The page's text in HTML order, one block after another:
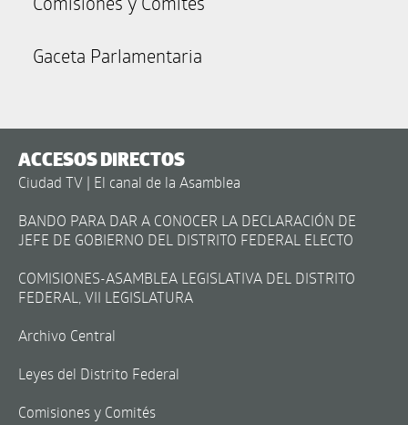
Gaceta Parlamentaria
ACCESOS DIRECTOS
Ciudad TV | El canal de la Asamblea
BANDO PARA DAR A CONOCER LA DECLARACIÓN DE
JEFE DE GOBIERNO DEL DISTRITO FEDERAL ELECTO
COMISIONES-ASAMBLEA LEGISLATIVA DEL DISTRITO
FEDERAL, VII LEGISLATURA
Archivo Central
Leyes del Distrito Federal
Comisiones y Comités